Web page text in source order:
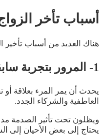
أسباب تأخر
هناك العديد من أسباب
1- المرور بتجربة سابقة لا تزال آثارها عالقة في الشخص
يحدث أن يمر المرء بعلاقة أو
العاطفية والشركاء الجدد.
ويظلون تحت تأثير الصدمة
يحتاج إلى بعض الأحيان إلى